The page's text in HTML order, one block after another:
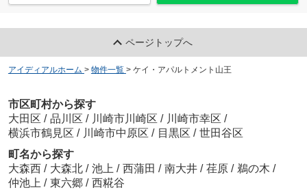
ページトップへ
アイディアルホーム > 物件一覧 > ケイ・アパルトメント山王
市区町村から探す
大田区 / 品川区 / 川崎市川崎区 / 川崎市幸区 /
横浜市鶴見区 / 川崎市中原区 / 目黒区 / 世田谷区
町名から探す
大森西 / 大森北 / 池上 / 西蒲田 / 南大井 / 荏原 / 鵜の木 /
仲池上 / 東六郷 / 西糀谷